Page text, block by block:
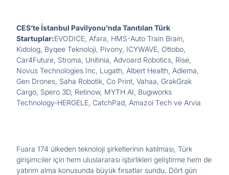
CES’te İstanbul Pavilyonu’nda Tanıtılan Türk
Startuplar:EVODICE, Afara, HMS-Auto Train Brain,
Kidolog, Byqee Teknoloji, Pivony, ICYWAVE, Ottobo,
Car4Future, Stroma, Unitinia, Advoard Robotics, Rise,
Novus Technologies Inc, Lugath, Albert Health, Adlema,
Gen Drones, Saha Robotik, Co Print, Vahaa, GrakGrak
Cargo, Spero 3D, Retinow, MYTH AI, Bugıworks
Technology-HERGELE, CatchPad, Amazoi Tech ve Arvia
Fuara 174 ülkeden teknoloji şirketlerinin katılması, Türk
girişimciler için hem uluslararası işbirlikleri geliştirme hem de
yatırım alma konusunda büyük fırsatlar sundu. Dört gün